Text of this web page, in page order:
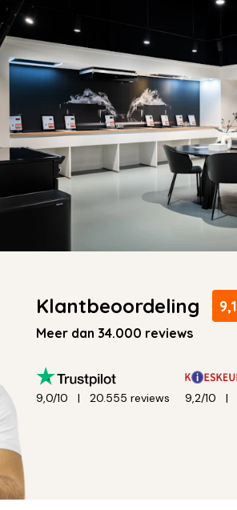
Klantbeoordeling 9,1
Meer dan 34.000 reviews
9,0/10 20.555 reviews 9,2/10